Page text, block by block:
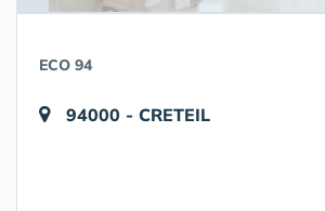
ECO 94
94000 - CRETEIL